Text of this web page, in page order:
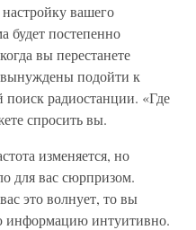
вашего
будет постепенно
вы перестанете
подойти к
радиостанции. «Где
спросить вы.
изменяется, но
для вас сюрпризом.
это волнует, то вы
информацию интуитивно.